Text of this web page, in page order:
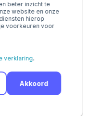
beter inzicht te
website en onze
hierop
voorkeuren voor
verklaring.
Akkoord